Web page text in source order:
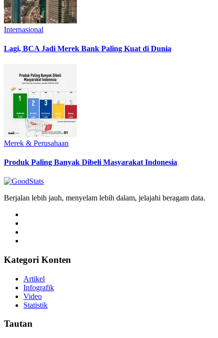
Internasional
Lagi, BCA Jadi Merek Bank Paling Kuat di Dunia
Merek & Perusahaan
Produk Paling Banyak Dibeli Masyarakat Indonesia
Berjalan lebih jauh, menyelam lebih dalam, jelajahi beragam data.
Kategori Konten
Artikel
Infografik
Video
Statistik
Tautan